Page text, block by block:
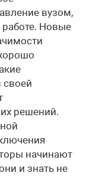
вузом,
Новые
своей
решений.
начинают
и знать не